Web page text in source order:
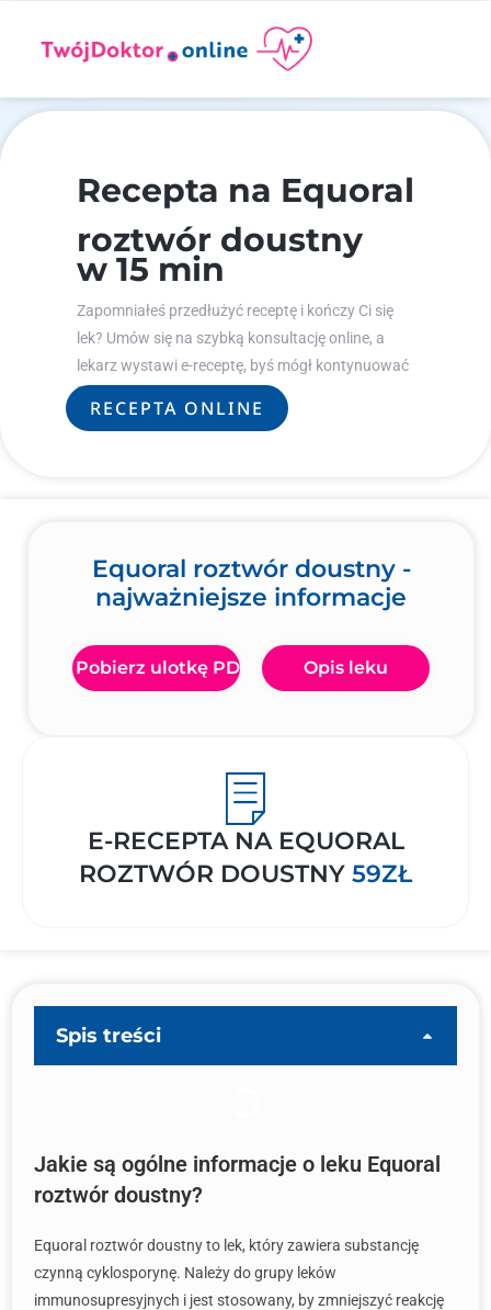
Recepta na Equoral
roztwór doustny
w 15 min
Zapomniałeś przedłużyć receptę i kończy Ci się
lek? Umów się na szybką konsultację online, a
lekarz wystawi e-receptę, byś mógł kontynuować
leczenie.
RECEPTA ONLINE
Equoral roztwór doustny -
najważniejsze informacje
Pobierz ulotkę PDF Opis leku
E-RECEPTA NA EQUORAL
ROZTWÓR DOUSTNY 59ZŁ
Spis treści
Jakie są ogólne informacje o leku Equoral
roztwór doustny?
Equoral roztwór doustny to lek, który zawiera substancję
czynną cyklosporynę. Należy do grupy leków
immunosupresyjnych i jest stosowany, by zmniejszyć reakcję